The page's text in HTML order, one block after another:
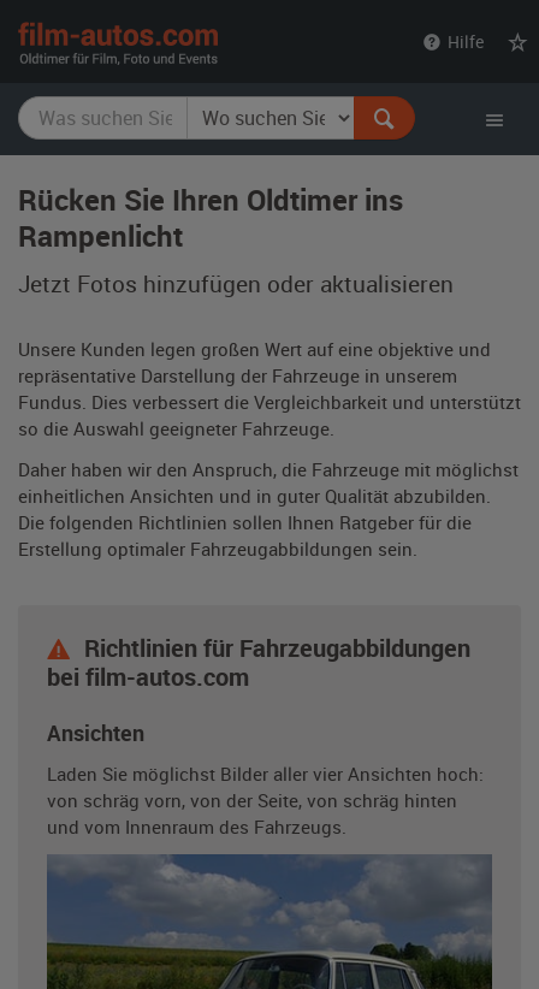
Hilfe
Rücken Sie Ihren Oldtimer ins
Rampenlicht
Jetzt Fotos hinzufügen oder aktualisieren
Unsere Kunden legen großen Wert auf eine objektive und
repräsentative Darstellung der Fahrzeuge in unserem
Fundus. Dies verbessert die Vergleichbarkeit und unterstützt
so die Auswahl geeigneter Fahrzeuge.
Daher haben wir den Anspruch, die Fahrzeuge mit möglichst
einheitlichen Ansichten und in guter Qualität abzubilden.
Die folgenden Richtlinien sollen Ihnen Ratgeber für die
Erstellung optimaler Fahrzeugabbildungen sein.
Richtlinien für Fahrzeugabbildungen
bei film-autos.com
Ansichten
Laden Sie möglichst Bilder aller vier Ansichten hoch:
von schräg vorn, von der Seite, von schräg hinten
und vom Innenraum des Fahrzeugs.